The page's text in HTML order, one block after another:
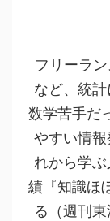
フリーラ
など、統
数学苦手だ
やすい情
れから学
績『知識ほ
る（週刊